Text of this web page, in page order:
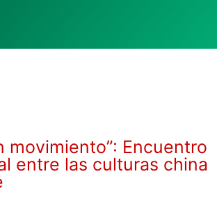
movimiento”: Encuentro
entre las culturas china